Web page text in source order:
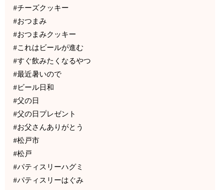
#チーズクッキー
#おつまみ
#おつまみクッキー
#これはビールが進む
#すぐ飲みたくなるやつ
#最近暑いので
#ビール日和
#父の日
#父の日プレゼント
#お父さんありがとう
#松戸市
#松戸
#パティスリーハグミ
#パティスリーはぐみ